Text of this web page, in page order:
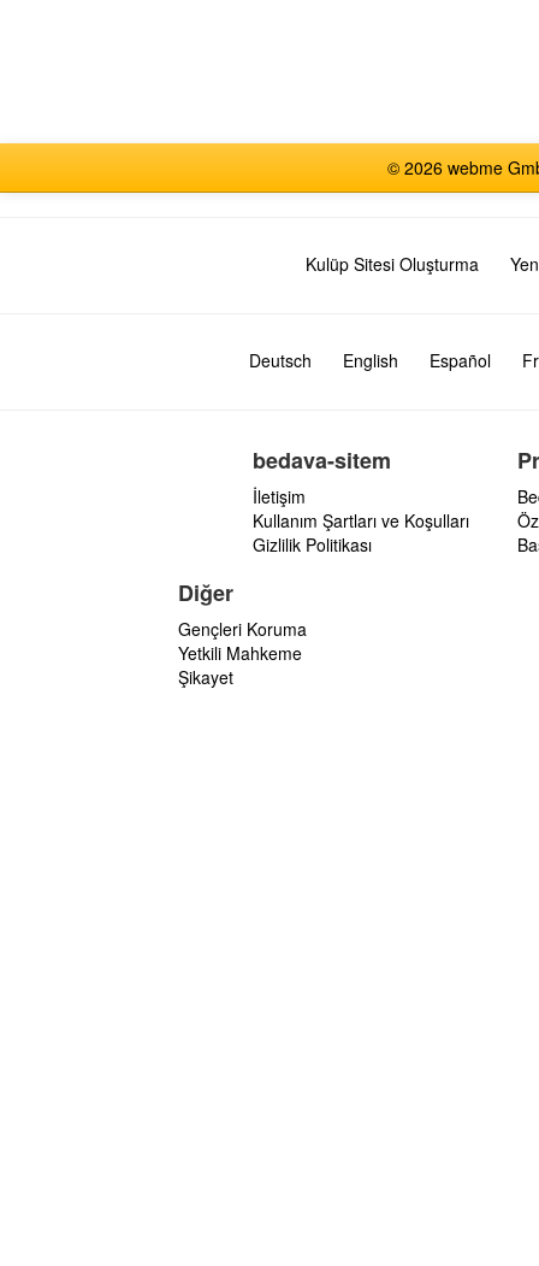
© 2026 webme
Kulüp Sitesi Oluşturma
Deutsch English Español
bedava-sitem
İletişim
Kullanım Şartları ve Koşulları
Gizlilik Politikası
Diğer
Gençleri Koruma
Yetkili Mahkeme
Şikayet